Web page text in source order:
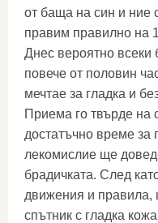
от баща на син и ние
правим правилно на
Днес вероятно всеки
повече от половин
мечтае за гладка и
Приема го твърде на
достатъчно време за
лекомислие ще
брадичката. След
движения и правила,
спътник с гладка